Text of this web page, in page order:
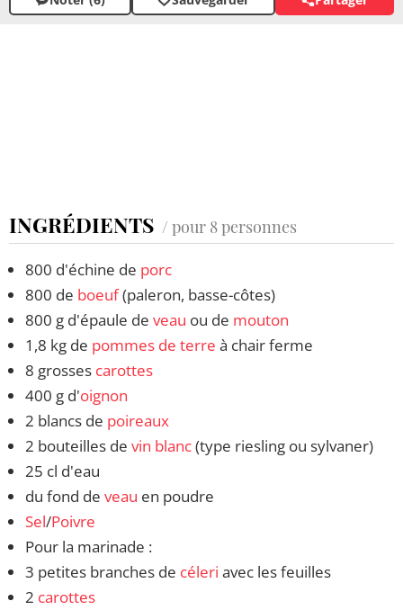
INGRÉDIENTS / pour 8 personnes
800 d'échine de porc
800 de boeuf(paleron, basse-côtes)
800 g d'épaule de veau ou de mouton
1,8 kg de pommes de terre à chair ferme
8 grosses carottes
400 g d'oignon
2 blancs de poireaux
2 bouteilles de vin blanc(type riesling ou sylvaner)
25 cl d'eau
du fond de veau en poudre
Sel/Poivre
Pour la marinade :
3 petites branches de céleri avec les feuilles
2 carottes